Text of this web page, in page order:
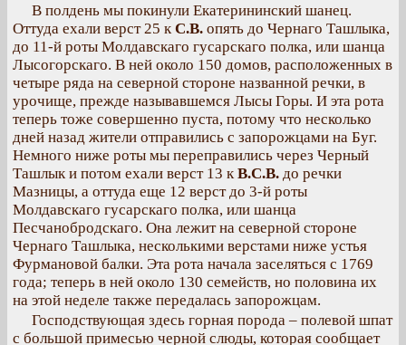
В полдень мы покинули Екатерининский шанец.
Оттуда ехали верст 25 кС.В. опять до Чернаго Ташлыка,
до 11-й роты Молдавскаго гусарскаго полка, или шанца
Лысогорскаго. В ней около 150 домов, расположенных в
четыре ряда на северной стороне названной речки, в
урочище, прежде называвшемся Лысы Горы. И эта рота
теперь тоже совершенно пуста, потому что несколько
дней назад жители отправились с запорожцами на Буг.
Немного ниже роты мы переправились через Черный
Ташлык и потом ехали верст 13 кВ.С.В. до речки
Мазницы, а оттуда еще 12 верст до 3-й роты
Молдавскаго гусарскаго полка, или шанца
Песчанобродскаго. Она лежит на северной стороне
Чернаго Ташлыка, несколькими верстами ниже устья
Фурмановой балки. Эта рота начала заселяться с 1769
года; теперь в ней около 130 семейств, но половина их
на этой неделе также передалась запорожцам.
Господствующая здесь горная порода – полевой шпат
с большой примесью черной слюды, которая сообщает